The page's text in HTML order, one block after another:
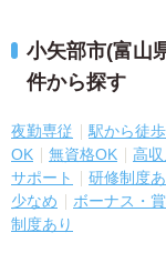
小矢部市(富山
件から探す
夜勤専従 駅から徒
OK
無資格OK 高収
サポート
研修制度
少なめ
ボーナス・
制度あり